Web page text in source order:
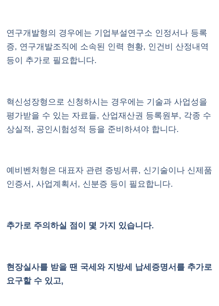
연구개발형의 경우에는 기업부설연구소 인정서나 등록
증, 연구개발조직에 소속된 인력 현황, 인건비 산정내역
등이 추가로 필요합니다.
혁신성장형으로 신청하시는 경우에는 기술과 사업성을
평가받을 수 있는 자료들, 산업재산권 등록원부, 각종 수
상실적, 공인시험성적 등을 준비하셔야 합니다.
예비벤처형은 대표자 관련 증빙서류, 신기술이나 신제품
인증서, 사업계획서, 신분증 등이 필요합니다.
추가로 주의하실 점이 몇 가지 있습니다.
현장실사를 받을 땐 국세와 지방세 납세증명서를 추가로
요구할 수 있고,